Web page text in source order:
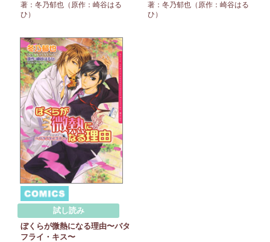
著：冬乃郁也（原作：崎谷はる
ひ）
著：冬乃郁也（原作：崎谷はる
ひ）
試し読み
ぼくらが微熱になる理由〜バタ
フライ・キス〜